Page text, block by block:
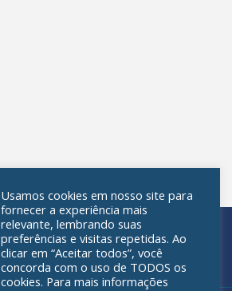
Usamos cookies em nosso site para
fornecer a experiência mais
relevante, lembrando suas
preferências e visitas repetidas. Ao
clicar em “Aceitar todos”, você
concorda com o uso de TODOS os
cookies. Para mais informações